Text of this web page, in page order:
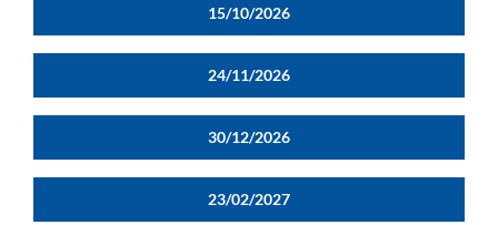
15/10/2026
24/11/2026
30/12/2026
23/02/2027